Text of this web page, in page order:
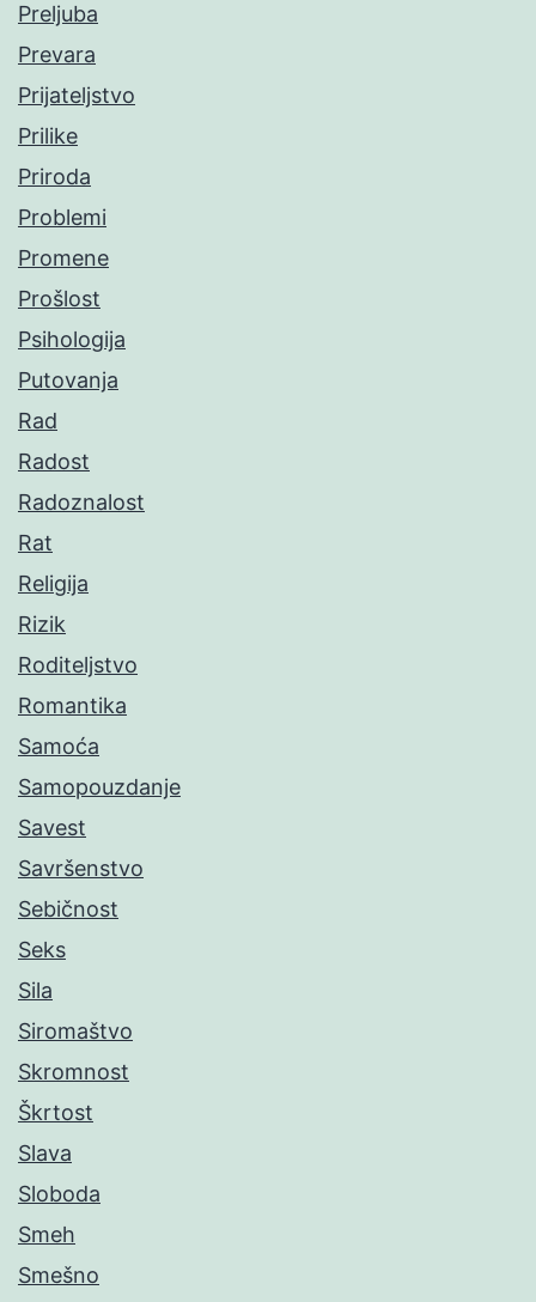
Preljuba
Prevara
Prijateljstvo
Prilike
Priroda
Problemi
Promene
Prošlost
Psihologija
Putovanja
Rad
Radost
Radoznalost
Rat
Religija
Rizik
Roditeljstvo
Romantika
Samoća
Samopouzdanje
Savest
Savršenstvo
Sebičnost
Seks
Sila
Siromaštvo
Skromnost
Škrtost
Slava
Sloboda
Smeh
Smešno